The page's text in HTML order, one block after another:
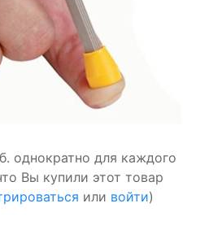
однократно для каждого
Вы купили этот товар
или войти)